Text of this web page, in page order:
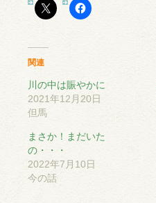
関連
川の中は賑やかに
2021年12月20日
但馬
まさか！まだいた
の・・・
2022年7月10日
今の話